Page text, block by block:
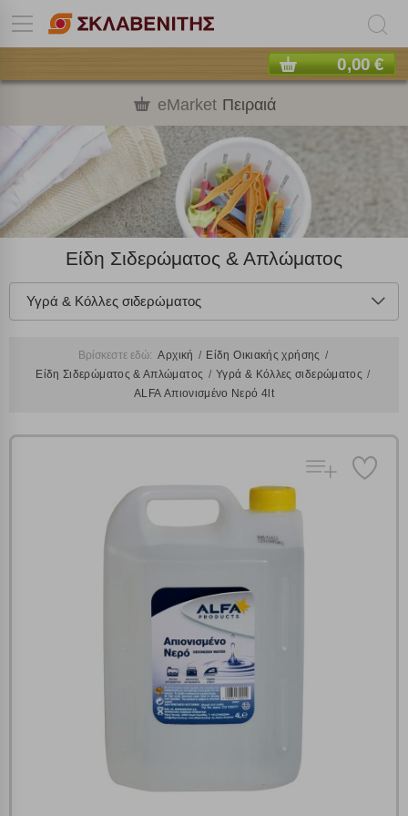
0,00 €
eMarket Πειραιά
Είδη Σιδερώματος & Απλώματος
Υγρά & Κόλλες σιδερώματος
Βρίσκεστε εδώ: Αρχική
Είδη Οικιακής χρήσης
Είδη Σιδερώματος & Απλώματος
Υγρά & Κόλλες σιδερώματος
ALFA Απιονισμένο Νερό 4lt
Πολλαπλή αναζήτηση
Χρησιμοποιήστε τη για πιο γρήγορη αναζήτηση
Γράψτε τα προϊόντα που επιθυμείτε, με κόμμα ανάμεσά
εμφανιστούν αποτελέσματα από όλες τις Κατηγορίες και
για κάθε προϊόν.